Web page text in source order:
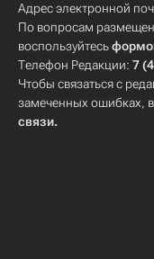
Адрес электронной
По вопросам
воспользуйтесь
Телефон Редакции: 7
Чтобы связаться с
замеченных ошибках,
связи.